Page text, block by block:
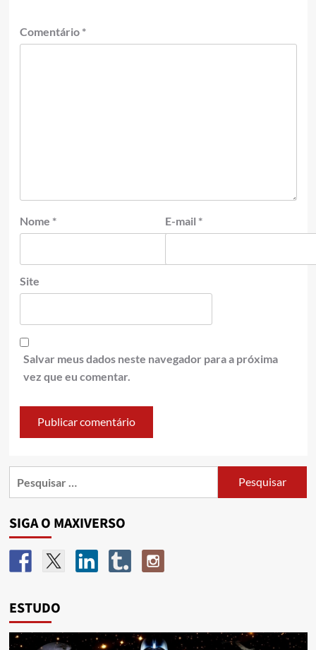
Comentário *
Nome * E-mail *
Site
Salvar meus dados neste navegador para a próxima
vez que eu comentar.
SIGA O MAXIVERSO
ESTUDO